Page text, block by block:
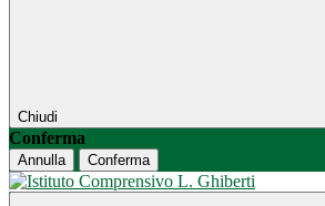
Chiudi
Conferma
Annulla Conferma